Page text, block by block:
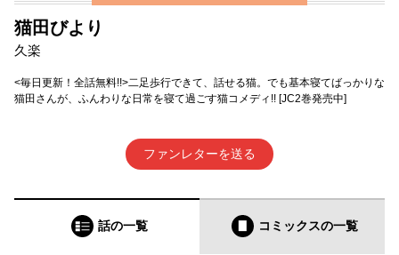
猫田びより
久楽
<毎日更新！全話無料!!>二足歩行できて、話せる猫。でも基本寝てばっかりな
猫田さんが、ふんわりな日常を寝て過ごす猫コメディ!! [JC2巻発売中]
ファンレターを送る
話の一覧 コミックスの一覧